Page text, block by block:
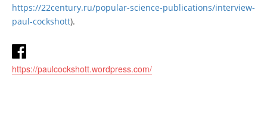
https://22century.ru/popular-science-publications/interview-
paul-cockshott).
https://paulcockshott.wordpress.com/